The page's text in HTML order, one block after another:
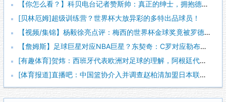
【你怎么看？】科贝电台记者赞斯帅：真正的绅士，拥抱德拉富恩特
[贝林厄姆]超级训练营？世界杯大放异彩的多特出品球员！
【视频/集锦】杨毅徐亮点评：梅西的世界杯金球奖竟被罗德里“抢
【詹姆斯】足球巨星对应NBA巨星？东契奇：C罗对应勒布朗，梅
[有趣体育]贺炜：西班牙代表欧洲对足球的理解，阿根廷代表南美
[体育报道]直播吧：中国篮协介入并调查赵柏清加盟日本联赛一事